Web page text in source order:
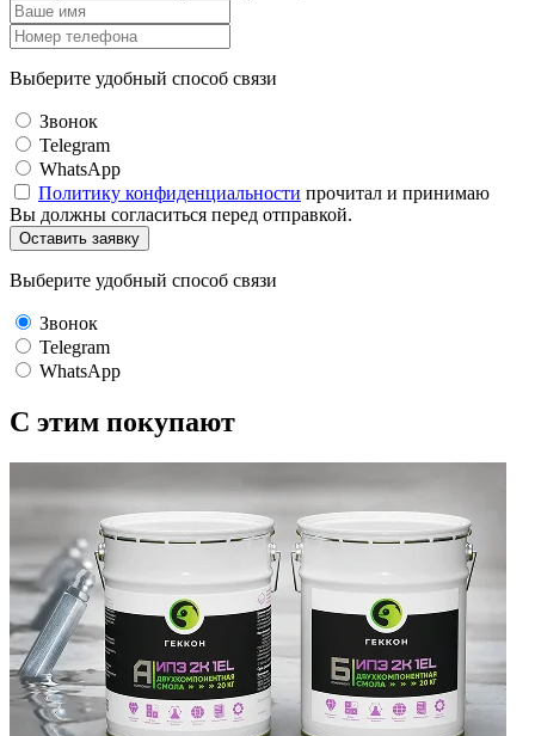
Выберите удобный способ связи
Звонок
Telegram
WhatsApp
Политику конфиденциальности прочитал и принимаю
Вы должны согласиться перед отправкой.
Оставить заявку
Выберите удобный способ связи
Звонок
Telegram
WhatsApp
C этим покупают